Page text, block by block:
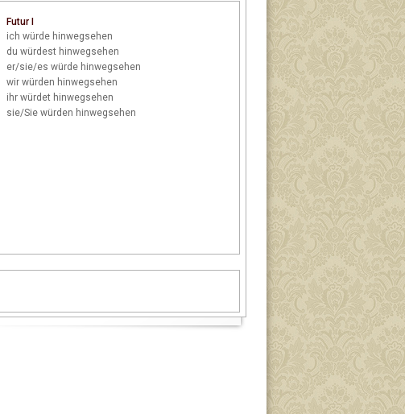
Futur I
ich würde hinwegsehen
du würdest hinwegsehen
er/sie/es würde hinwegsehen
wirwürden hinwegsehen
ihrwürdet hinwegsehen
sie/Siewürden hinwegsehen